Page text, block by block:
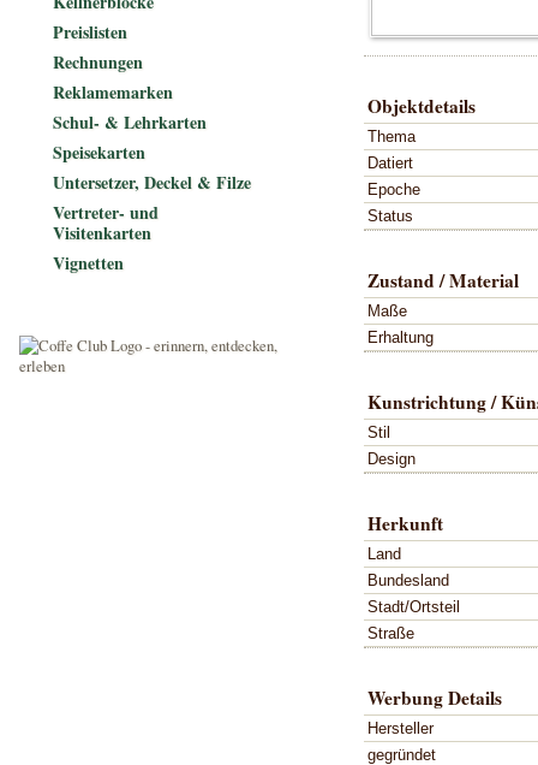
Objektdetails
Thema
Datiert
Epoche
Status
Zustand / Material
Maße
Erhaltung
Kunstrichtung /
Stil
Design
Herkunft
Land
Bundesland
Stadt/Ortsteil
Straße
Werbung Details
Hersteller
gegründet
Preislisten
Rechnungen
Reklamemarken
Schul- & Lehrkarten
Speisekarten
Untersetzer, Deckel & Filze
Vertreter- und
Visitenkarten
Vignetten